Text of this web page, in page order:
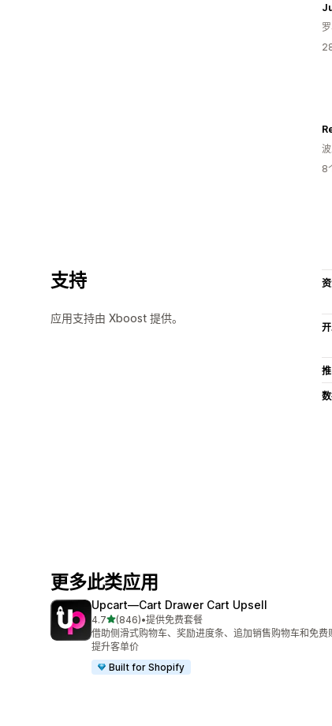
8
支持
应用支持由 Xboost 提供。
更多此类应用
Upcart—Cart Drawer Cart Upsell
4.7星（满分 5 星）
(846)
总共 846 条评论
•提供免费套餐
借助侧滑式购物车、奖励进度条、追加销售购物车和免费
提升客单价
Built for Shopify